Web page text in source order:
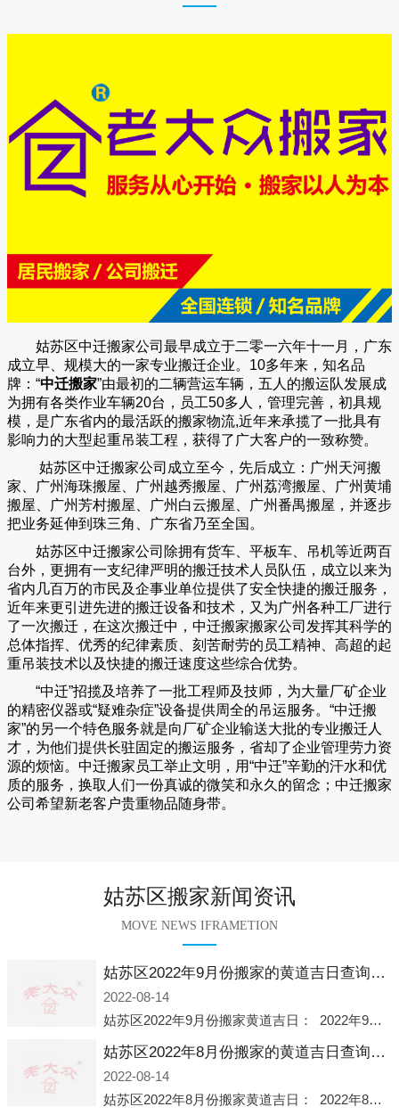
姑苏区中迁搬家公司 最早成立于二零一六年十一月，广东
成立早、规模大的一家专业搬迁企业。10多年来，知名品
牌：“中迁搬家”由最初的二辆营运车辆，五人的搬运队发展成
为拥有各类作业车辆20台，员工50多人，管理完善，初具规
模，是广东省内的最活跃的搬家物流,近年来承揽了一批具有
影响力的大型起重吊装工程，获得了广大客户的一致称赞。
姑苏区中迁搬家公司成立至今，先后成立：广州天河搬
家、广州海珠搬屋、广州越秀搬屋、广州荔湾搬屋、广州黄埔
搬屋、广州芳村搬屋、广州白云搬屋、广州番禺搬屋，并逐步
把业务延伸到珠三角、广东省乃至全国。
姑苏区中迁搬家公司除拥有货车、平板车、吊机等近两百
台外，更拥有一支纪律严明的搬迁技术人员队伍，成立以来为
省内几百万的市民及企事业单位提供了安全快捷的搬迁服务，
近年来更引进先进的搬迁设备和技术，又为广州各种工厂进行
了一次搬迁，在这次搬迁中， 中迁搬家搬家公司发挥其科学的
总体指挥、优秀的纪律素质、刻苦耐劳的员工精神、高超的起
重吊装技术以及快捷的搬迁速度这些综合优势。
“中迁”招揽及培养了一批工程师及技师，为大量厂矿企业
的精密仪器或“疑难杂症”设备提供周全的吊运服务。“中迁搬
家”的另一个特色服务就是向厂矿企业输送大批的专业搬迁人
才，为他们提供长驻固定的搬运服务，省却了企业管理劳力资
源的烦恼。 中迁搬家员工举止文明，用“中迁”辛勤的汗水和优
质的服务，换取人们一份真诚的微笑和永久的留念； 中迁搬家
公司希望新老客户贵重物品随身带。
姑苏区搬家新闻资讯
MOVE NEWS IFRAMETION
姑苏区2022年9月份搬家的黄道吉日查询大全一览表哪天适合搬家好日子
2022-08-14
姑苏区2022年9月份搬家黄道吉日： 2022年9月6日 「星期二」 农历八月十一2022年9月12日 「星期一」 农历八月十七2022年9月16日 「星期五」 农历八月廿一2022年9月2
姑苏区2022年8月份搬家的黄道吉日查询大全一览表哪天适合搬家好日子
2022-08-14
姑苏区2022年8月份搬家黄道吉日： 2022年8月2日 「星期二」 农历七月初五2022年8月6日 「星期六」 农历七月初九2022年8月8日 「星期一」 农历七月十一2022年8月10日 「